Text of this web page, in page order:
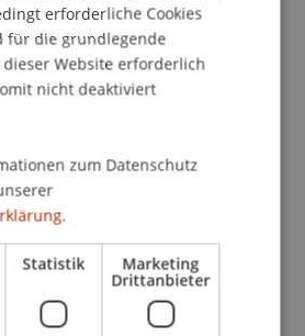
2017 startet erneut der
Nationales und
die Möglichkeit, an
Näheres über
Lehrkonzept und die
zum
erforderliche Cookies
für die grundlegende
Website erforderlich
nicht deaktiviert
zum Datenschutz
Statistik Marketing
Drittanbieter